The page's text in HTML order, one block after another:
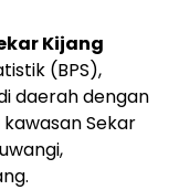
Kijang
(BPS),
daerah dengan
Sekar